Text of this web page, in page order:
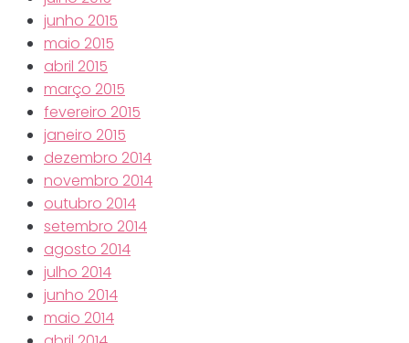
junho 2015
maio 2015
abril 2015
março 2015
fevereiro 2015
janeiro 2015
dezembro 2014
novembro 2014
outubro 2014
setembro 2014
agosto 2014
julho 2014
junho 2014
maio 2014